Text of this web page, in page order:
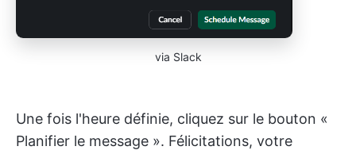
via Slack
Une fois l'heure définie, cliquez sur le bouton «
Planifier le message ». Félicitations, votre